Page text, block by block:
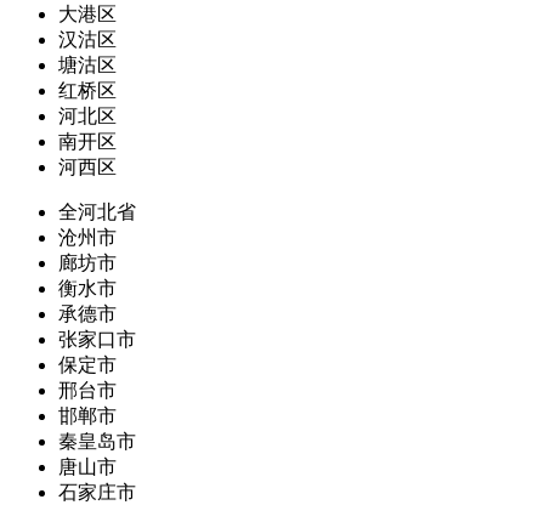
大港区
汉沽区
塘沽区
红桥区
河北区
南开区
河西区
全河北省
沧州市
廊坊市
衡水市
承德市
张家口市
保定市
邢台市
邯郸市
秦皇岛市
唐山市
石家庄市